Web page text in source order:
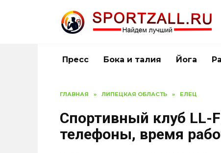
Пресс Бока и талия Йога
ГЛАВНАЯ » ЛИПЕЦКАЯ ОБЛАСТЬ » ЕЛЕЦ
Спортивный клуб LL-
телефоны, время